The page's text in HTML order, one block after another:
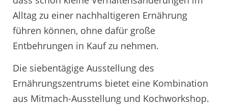
Alltag zu einer nachhaltigeren Ernährung
führen können, ohne dafür große
Entbehrungen in Kauf zu nehmen.
Die siebentägige Ausstellung des
Ernährungszentrums bietet eine Kombination
aus Mitmach-Ausstellung und Kochworkshop.